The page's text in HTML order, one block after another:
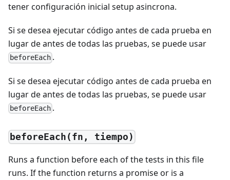
tener configuración inicial setup asincrona.
Si se desea ejecutar código antes de cada prueba en
lugar de antes de todas las pruebas, se puede usar
beforeEach .
Si se desea ejecutar código antes de cada prueba en
lugar de antes de todas las pruebas, se puede usar
beforeEach .
beforeEach(fn, tiempo)
Runs a function before each of the tests in this file
runs. If the function returns a promise or is a